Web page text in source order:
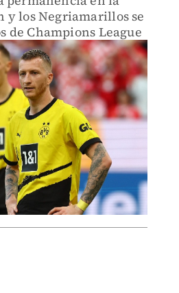
y los Negriamarillos se
de Champions League